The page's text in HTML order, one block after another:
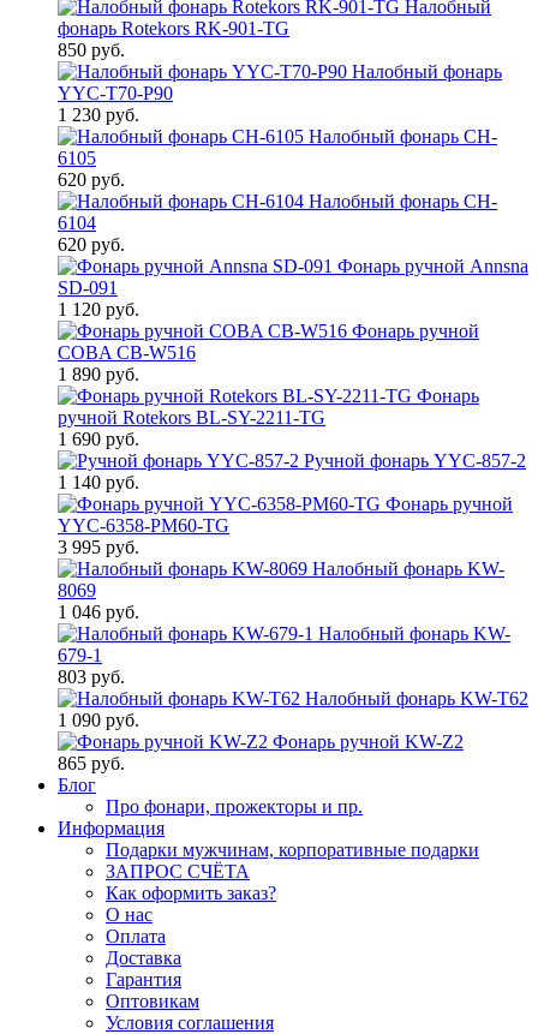
Налобный
фонарь Rotekors RK-901-TG
850 руб.
Налобный фонарь
YYC-T70-P90
1 230 руб.
Налобный фонарь CH-
6105
620 руб.
Налобный фонарь CH-
6104
620 руб.
Фонарь ручной Annsna
SD-091
1 120 руб.
Фонарь ручной
COBA CB-W516
1 890 руб.
Фонарь
ручной Rotekors BL-SY-2211-TG
1 690 руб.
Ручной фонарь YYC-857-2
1 140 руб.
Фонарь ручной
YYC-6358-PM60-TG
3 995 руб.
Налобный фонарь KW-
8069
1 046 руб.
Налобный фонарь KW-
679-1
803 руб.
Налобный фонарь KW-T62
1 090 руб.
Фонарь ручной KW-Z2
865 руб.
Блог
Про фонари, прожекторы и пр.
Информация
Подарки мужчинам, корпоративные подарки
ЗАПРОС СЧЁТА
Как оформить заказ?
О нас
Оплата
Доставка
Гарантия
Оптовикам
Условия соглашения